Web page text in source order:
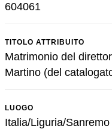
604061
TITOLO ATTRIBUITO
Matrimonio del
Martino (del
LUOGO
Italia/Liguria/Sanremo